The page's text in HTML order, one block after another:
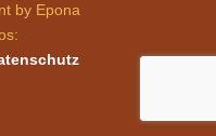
by Epona